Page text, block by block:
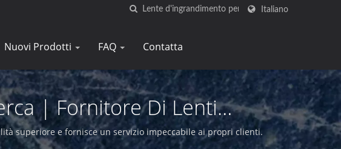
Italiano
Nuovi Prodotti FAQ Contatta
| Fornitore Di Lenti
|E-Tay
superiore e fornisce un servizio impeccabile ai propri clienti.